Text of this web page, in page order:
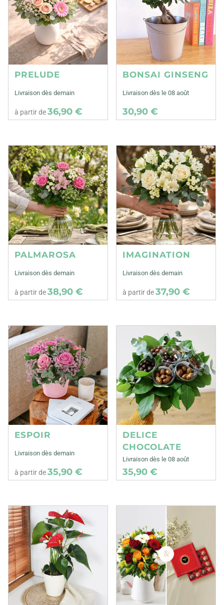
PRELUDE
Livraison dès demain
à partir de36,90 €
BONSAI GINSENG
Livraison dès le 08 août
30,90 €
PALMAROSA
Livraison dès demain
à partir de38,90 €
IMAGINATION
Livraison dès demain
à partir de37,90 €
ESPOIR
Livraison dès demain
à partir de35,90 €
DELICE
CHOCOLATE
Livraison dès le 08 août
35,90 €